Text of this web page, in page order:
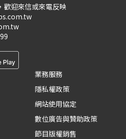
歡迎來信或來電反映
業務服務
隱私權政策
網站使用協定
數位廣告與贊助政策
節目版權銷售